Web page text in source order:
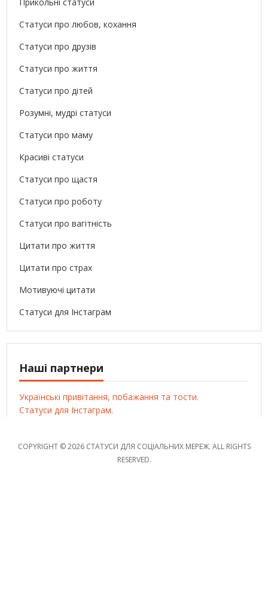
Прикольні статуси
Статуси про любов, кохання
Статуси про друзів
Статуси про життя
Статуси про дітей
Розумні, мудрі статуси
Статуси про маму
Красиві статуси
Статуси про щастя
Статуси про роботу
Статуси про вагітність
Цитати про життя
Цитати про страх
Мотивуючі цитати
Статуси для Інстаграм
Наші партнери
Українські привітання, побажання та тости.
Статуси для Інстаграм.
COPYRIGHT © 2026 СТАТУСИ ДЛЯ СОЦІАЛЬНИХ МЕРЕЖ. ALL RIGHTS
RESERVED.